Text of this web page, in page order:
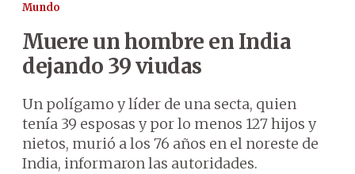
Mundo
Muere un hombre en India
dejando 39 viudas
Un polígamo y líder de una secta, quien
tenía 39 esposas y por lo menos 127 hijos y
nietos, murió a los 76 años en el noreste de
India, informaron las autoridades.